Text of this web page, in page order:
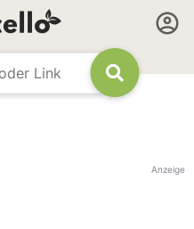
Anzeige